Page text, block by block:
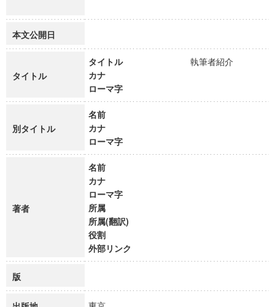
本文公開日
タイトル
タイトル
執筆者紹介
カナ
ローマ字
別タイトル
名前
カナ
ローマ字
著者
名前
カナ
ローマ字
所属
所属(翻訳)
役割
外部リンク
版